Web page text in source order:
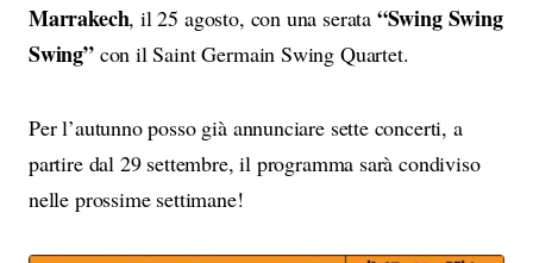
Marrakech, il 25 agosto, con una serata “Swing Swing
Swing”con il Saint Germain Swing Quartet.
Per l’autunno posso già annunciare sette concerti, a
partire dal 29 settembre, il programma sarà condiviso
nelle prossime settimane!